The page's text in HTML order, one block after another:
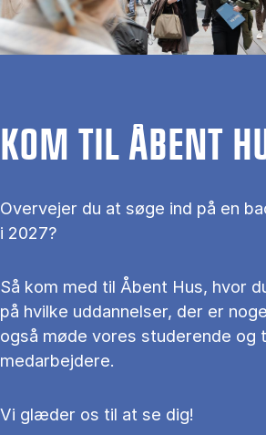
KOM TIL ÅBENT
Overvejer du at søge ind på en
i 2027?
Så kom med til Åbent Hus, hvor
på hvilke uddannelser, der er
også møde vores studerende og
medarbejdere.
Vi glæder os til at se dig!